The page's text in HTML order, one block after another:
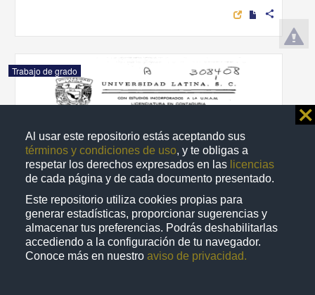
Al usar este repositorio estás aceptando sus
términos y condiciones de uso, y te obligas a
respetar los derechos expresados en las licencias
de cada página y de cada documento presentado.
Este repositorio utiliza cookies propias para
generar estadísticas, proporcionar sugerencias y
almacenar tus preferencias. Podrás deshabilitarlas
accediendo a la configuración de tu navegador.
Conoce más en nuestro aviso de privacidad.
⨯
share
Trabajo de grado